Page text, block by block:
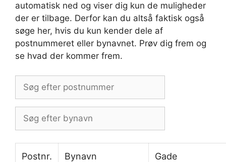
automatisk ned og viser dig kun de muligheder
der er tilbage. Derfor kan du altså faktisk også
søge her, hvis du kun kender dele af
postnummeret eller bynavnet. Prøv dig frem og
se hvad der kommer frem.
Postnr. Bynavn Gade